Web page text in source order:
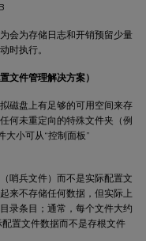
会为存储日志和开销预留少量
时执行。
文件管理解决方案）
磁盘上有足够的可用空间来存
何未重定向的特殊文件夹（例
大小可从“控制面板”
哨兵文件）而不是实际配置文
来不存储任何数据，但实际上
录条目；通常，每个文件大约
置文件数据而不是存根文件